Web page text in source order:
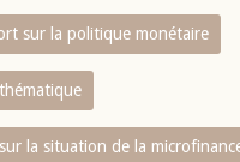
sur la politique monétaire
la situation de la